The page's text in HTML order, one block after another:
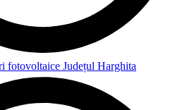
fotovoltaice Județul Harghita